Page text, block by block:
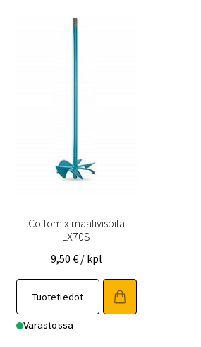
Collomix maalivispilä
LX70S
9,50 € / kpl
Tuotetiedot
Varastossa